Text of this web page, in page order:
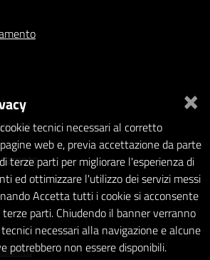
×
tecnici necessari al corretto
web e, previa accettazione da parte
terze parti per migliorare l'esperienza di
ed ottimizzare l'utilizzo dei servizi messi
Accetta tutti i cookie si acconsente
parti. Chiudendo il banner verranno
necessari alla navigazione e alcune
potrebbero non essere disponibili.